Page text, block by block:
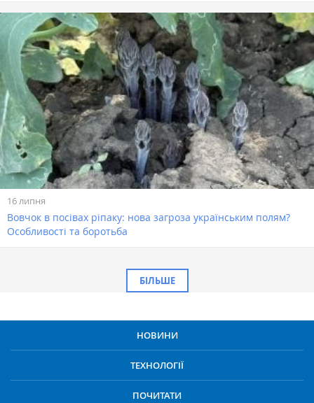
16 липня
Вовчок в посівах ріпаку: нова загроза українським полям?
Особливості та боротьба
БІЛЬШЕ
НОВИНИ
ТЕХНОЛОГІЇ
ПОЧИТАТИ